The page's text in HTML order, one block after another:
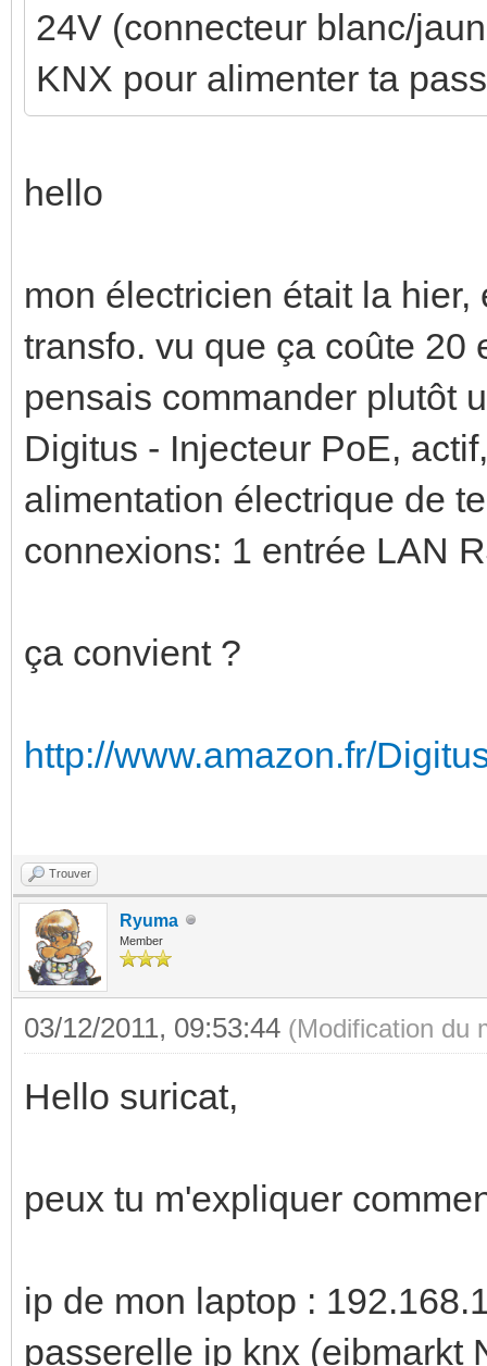
24V (connecteur blanc/
KNX pour alimenter ta
hello
mon électricien était la
transfo. vu que ça coûte 20
pensais commander plutôt
Digitus - Injecteur PoE,
alimentation électrique de
connexions: 1 entrée LAN
ça convient ?
http://www.amazon.fr/
Trouver
Ryuma
Member
03/12/2011, 09:53:44 (Modification du
Hello suricat,
peux tu m'expliquer
ip de mon laptop :
passerelle ip knx (eibmarkt